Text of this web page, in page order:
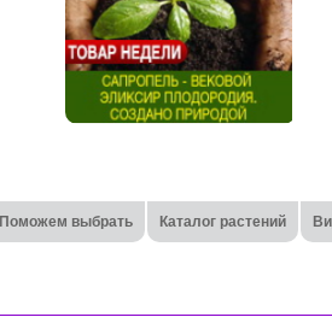
Поможем выбрать Каталог растений